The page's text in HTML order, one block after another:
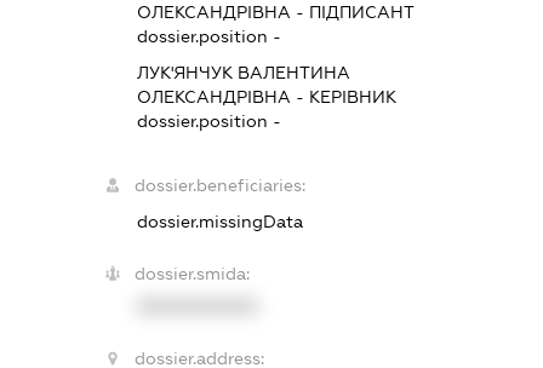
ОЛЕКСАНДРІВНА - ПІДПИСАНТ
dossier.position -
ЛУК'ЯНЧУК ВАЛЕНТИНА
ОЛЕКСАНДРІВНА - КЕРІВНИК
dossier.position -
dossier.beneficiaries:
dossier.missingData
dossier.smida:
dossier.address: